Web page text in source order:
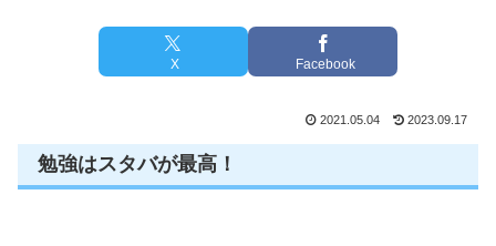
X Facebook
2021.05.04 2023.09.17
勉強はスタバが最高！